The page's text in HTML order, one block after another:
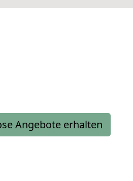
Angebote erhalten